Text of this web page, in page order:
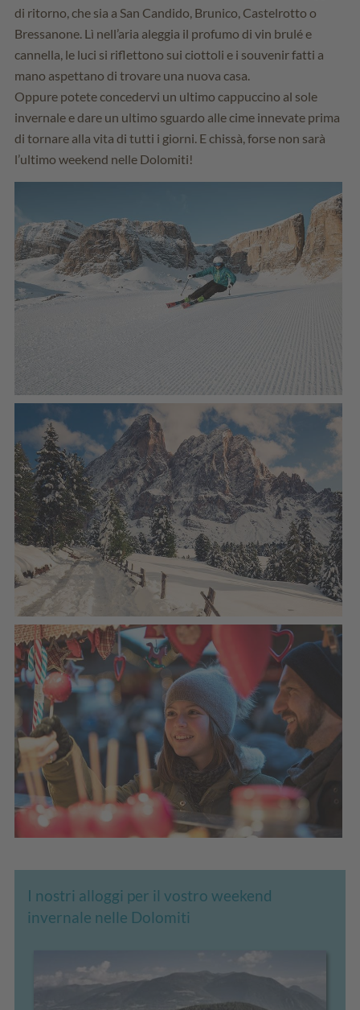
di ritorno, che sia a San Candido, Brunico, Castelrotto o
Bressanone. Lì nell’aria aleggia il profumo di vin brulé e
cannella, le luci si riflettono sui ciottoli e i souvenir fatti a
mano aspettano di trovare una nuova casa.
Oppure potete concedervi un ultimo cappuccino al sole
invernale e dare un ultimo sguardo alle cime innevate prima
di tornare alla vita di tutti i giorni. E chissà, forse non sarà
l’ultimo weekend nelle Dolomiti!
I nostri alloggi per il vostro weekend
invernale nelle Dolomiti